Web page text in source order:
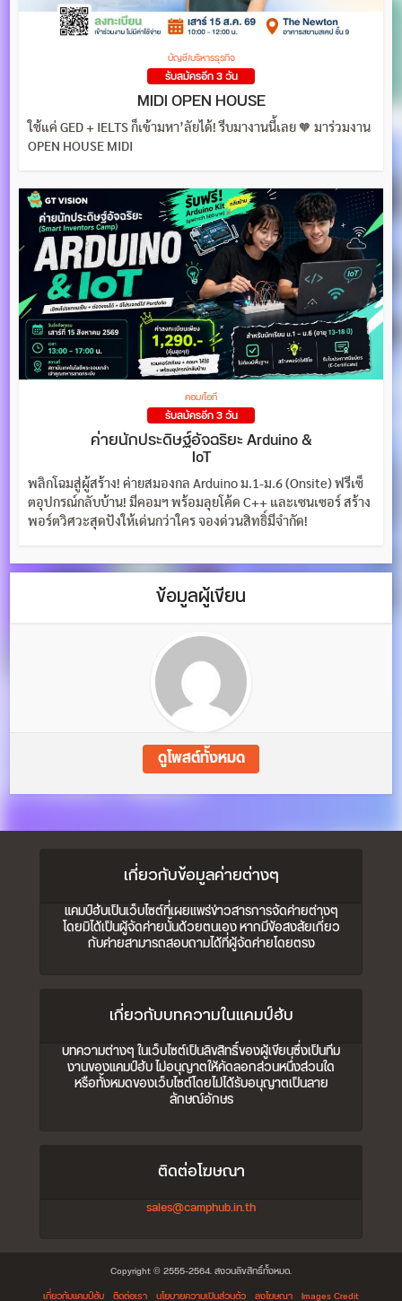
บัญชี/บริหารธุรกิจ
รับสมัครอีก 3 วัน
MIDI OPEN HOUSE
ใช้แค่ GED + IELTS ก็เข้ามหา’ลัยได้! รีบมางานนี้เลย 🧡 มาร่วมงาน
OPEN HOUSE MIDI
คอม/ไอที
รับสมัครอีก 3 วัน
ค่ายนักประดิษฐ์อัจฉริยะ Arduino &
IoT
พลิกโฉมสู่ผู้สร้าง! ค่ายสมองกล Arduino ม.1-ม.6 (Onsite) ฟรีเซ็
ตอุปกรณ์กลับบ้าน! มีคอมฯ พร้อมลุยโค้ด C++ และเซนเซอร์ สร้าง
พอร์ตวิศวะสุดปังให้เด่นกว่าใคร จองด่วนสิทธิ์มีจำกัด!
ข้อมูลผู้เขียน
ดูโพสต์ทั้งหมด
เกี่ยวกับข้อมูลค่ายต่างๆ
แคมป์ฮับเป็นเว็บไซต์ที่เผยแพร่ข่าวสารการจัดค่ายต่างๆ
โดยมิได้เป็นผู้จัดค่ายนั้นด้วยตนเอง หากมีข้อสงสัยเกี่ยว
กับค่ายสามารถสอบถามได้ที่ผู้จัดค่ายโดยตรง
เกี่ยวกับบทความในแคมป์ฮับ
บทความต่างๆ ในเว็บไซต์เป็นลิขสิทธิ์ของผู้เขียนซึ่งเป็นทีม
งานของแคมป์ฮับ ไม่อนุญาตให้คัดลอกส่วนหนึ่งส่วนใด
หรือทั้งหมดของเว็บไซต์โดยไม่ได้รับอนุญาตเป็นลาย
ลักษณ์อักษร
ติดต่อโฆษณา
sales@camphub.in.th
Copyright © 2555-2564. สงวนลิขสิทธิ์ทั้งหมด.
เกี่ยวกับแคมป์ฮับ ติดต่อเรา นโยบายความเป็นส่วนตัว ลงโฆษณา Images Credit